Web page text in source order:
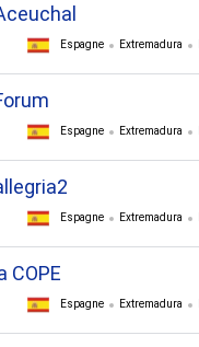
Espagne Extremadura
Espagne Extremadura
Espagne Extremadura
COPE
Espagne Extremadura